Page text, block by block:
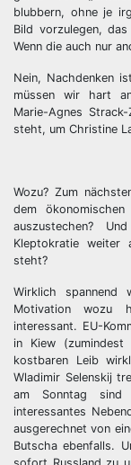
blubbern, ohne je
Bild vorzulegen,
Wenn die auch nur
Nein, Nachdenken
müssen wir hart
Marie-Agnes
steht, um Christine
Wozu? Zum
dem
auszustechen?
Kleptokratie weiter
steht?
Wirklich
Motivation wozu
interessant. EU-
in Kiew
kostbaren Leib
Wladimir Selenskij
am Sonntag sind
interessantes
ausgerechnet von
Butscha ebenfalls.